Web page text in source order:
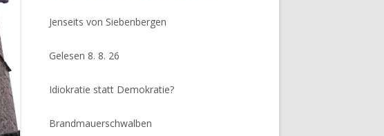
Jenseits von Siebenbergen
Gelesen 8. 8. 26
Idiokratie statt Demokratie?
Brandmauerschwalben